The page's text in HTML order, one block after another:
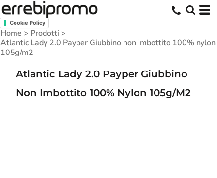
Cookie Policy
Home > Prodotti >
Atlantic Lady 2.0 Payper Giubbino non imbottito 100% nylon
105g/m2
Atlantic Lady 2.0 Payper Giubbino
Non Imbottito 100% Nylon 105g/m2